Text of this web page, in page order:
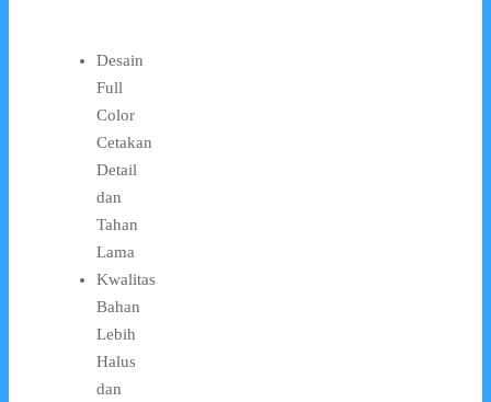
Desain
Full
Color
Cetakan
Detail
dan
Tahan
Lama
Kwalitas
Bahan
Lebih
Halus
dan